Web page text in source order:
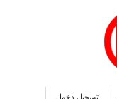
تسجيل دخول